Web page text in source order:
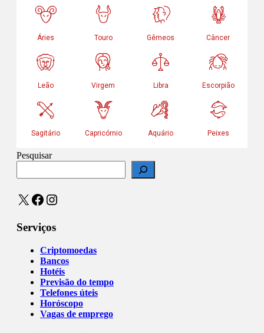
Pesquisar
X Facebook
Instagram
Serviços
Criptomoedas
Bancos
Hotéis
Previsão do tempo
Telefones úteis
Horóscopo
Vagas de emprego